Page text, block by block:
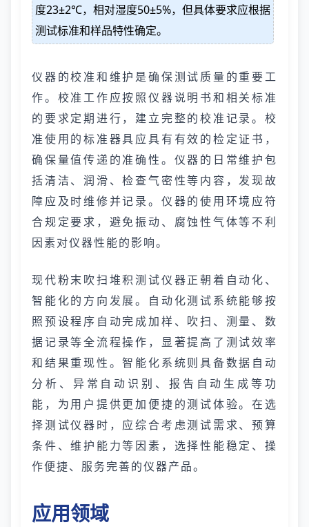
度23±2℃，相对湿度50±5%，但具体要求应根据
测试标准和样品特性确定。
仪器的校准和维护是确保测试质量的重要工
作。校准工作应按照仪器说明书和相关标准
的要求定期进行，建立完整的校准记录。校
准使用的标准器具应具有有效的检定证书，
确保量值传递的准确性。仪器的日常维护包
括清洁、润滑、检查气密性等内容，发现故
障应及时维修并记录。仪器的使用环境应符
合规定要求，避免振动、腐蚀性气体等不利
因素对仪器性能的影响。
现代粉末吹扫堆积测试仪器正朝着自动化、
智能化的方向发展。自动化测试系统能够按
照预设程序自动完成加样、吹扫、测量、数
据记录等全流程操作，显著提高了测试效率
和结果重现性。智能化系统则具备数据自动
分析、异常自动识别、报告自动生成等功
能，为用户提供更加便捷的测试体验。在选
择测试仪器时，应综合考虑测试需求、预算
条件、维护能力等因素，选择性能稳定、操
作便捷、服务完善的仪器产品。
应用领域